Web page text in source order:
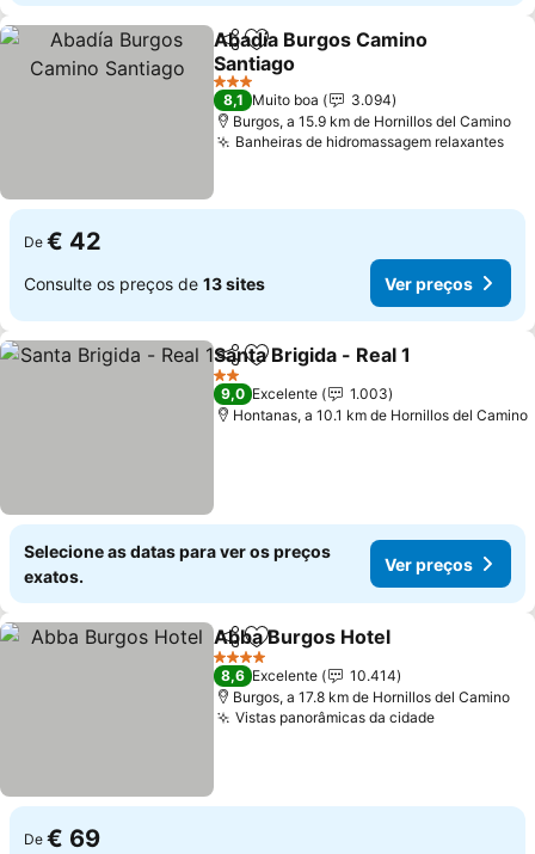
PartilharAdicionar aos favoritos
Abadía Burgos Camino
Santiago
3 Estrelas
8,1 Muito boa
3.094
Burgos, a 15.9 km de Hornillos del Camino
Banheiras de hidromassagem relaxantes
De € 42
Consulte os preços de 13 sites Ver preços
PartilharAdicionar aos favoritos
Santa Brigida - Real 1
2 Estrelas
9,0 Excelente
1.003
Hontanas, a 10.1 km de Hornillos del Camino
Selecione as datas para ver os preços
exatos.
Ver preços
PartilharAdicionar aos favoritos
Abba Burgos Hotel
4 Estrelas
8,6 Excelente
10.414
Burgos, a 17.8 km de Hornillos del Camino
Vistas panorâmicas da cidade
De € 69